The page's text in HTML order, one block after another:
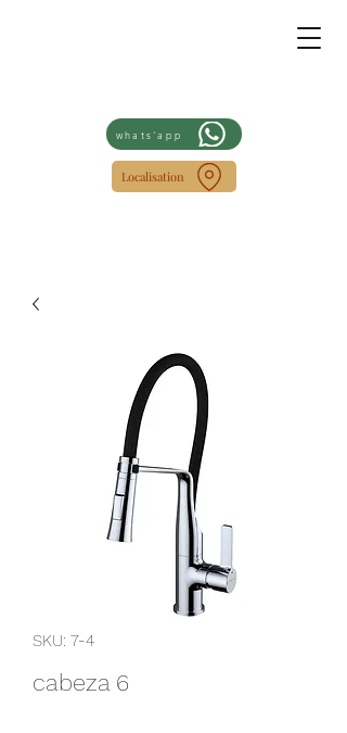
whats'app
Localisation
SKU: 7-4
cabeza 6